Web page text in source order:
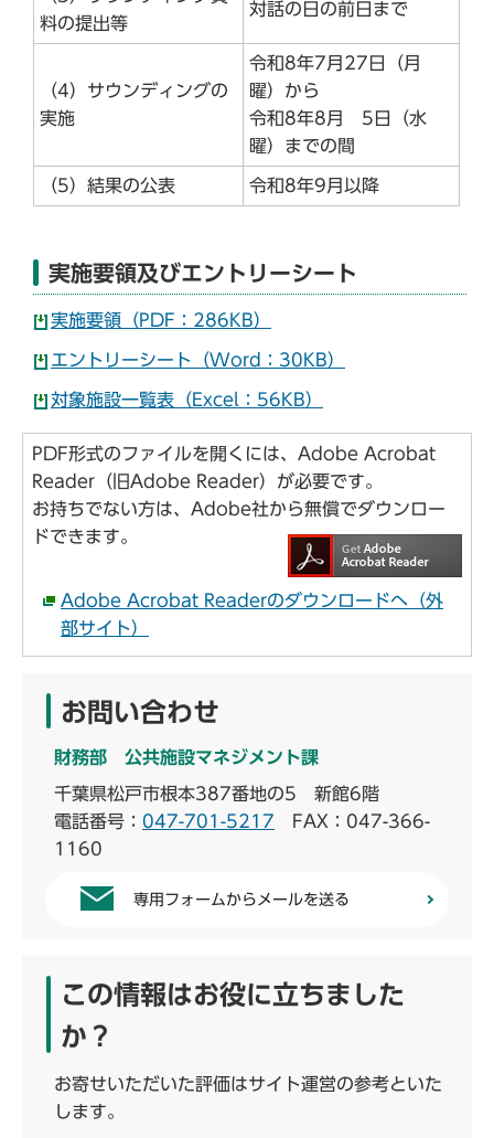
料の提出等
対話の日の前日まで
（4）サウンディングの
実施
令和8年7月27日（月
曜）から
令和8年8月 5日（水
曜）までの間
（5）結果の公表 令和8年9月以降
実施要領及びエントリーシート
実施要領（PDF：286KB）
エントリーシート（Word：30KB）
対象施設一覧表（Excel：56KB）
PDF形式のファイルを開くには、Adobe Acrobat
Reader（旧Adobe Reader）が必要です。
お持ちでない方は、Adobe社から無償でダウンロー
ドできます。
Adobe Acrobat Readerのダウンロードへ（外
部サイト）
お問い合わせ
財務部 公共施設マネジメント課
千葉県松戸市根本387番地の5 新館6階
電話番号： 047-701-5217 FAX：047-366-
1160
専用フォームからメールを送る
この情報はお役に立ちました
か？
お寄せいただいた評価はサイト運営の参考といた
します。